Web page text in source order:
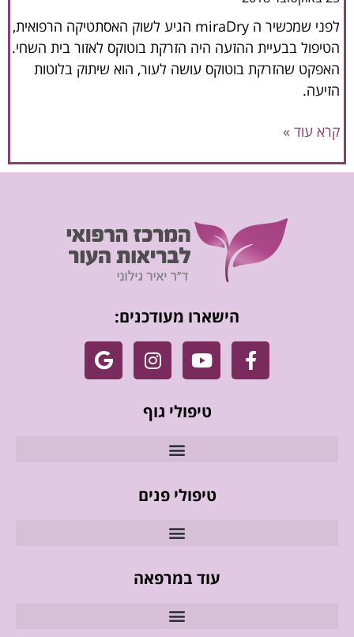
לפני שמכשיר ה miraDry הגיע לשוק האסתטיקה הרפואית,
הטיפול בבעיית ההזעה היה הזרקת בוטוקס לאזור בית השחי.
האפקט שהזרקת בוטוקס עושה לעור, הוא שיתוק בלוטות
הזיעה.
קרא עוד »
הישארו מעודכנים:
טיפולי גוף
טיפולי פנים
עוד במרפאה